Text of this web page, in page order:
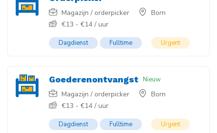
Magazijn / orderpicker
Born
€13 - €14 / uur
Dagdienst Fulltime Urgent
Goederenontvangst Nieuw
Magazijn / orderpicker
Born
€13 - €14 / uur
Dagdienst Fulltime Urgent